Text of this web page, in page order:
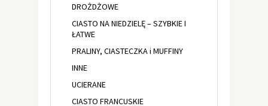
DROŻDŻOWE
CIASTO NA NIEDZIELĘ – SZYBKIE I
ŁATWE
PRALINY, CIASTECZKA i MUFFINY
INNE
UCIERANE
CIASTO FRANCUSKIE